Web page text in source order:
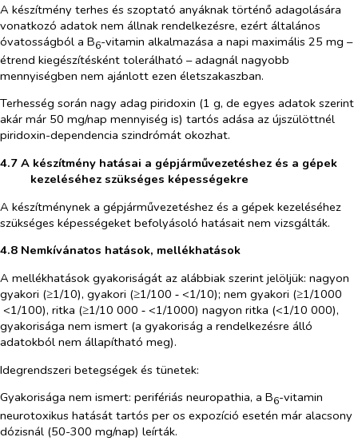
A készítmény terhes és szoptató anyáknak történő adagolására
vonatkozó adatok nem állnak rendelkezésre, ezért általános
óvatosságból a B6-vitamin alkalmazása a napi maximális 25 mg –
étrend kiegészítésként tolerálható – adagnál nagyobb
mennyiségben nem ajánlott ezen életszakaszban.
Terhesség során nagy adag piridoxin (1 g, de egyes adatok szerint
akár már 50 mg/nap mennyiség is) tartós adása az újszülöttnél
piridoxin-dependencia szindrómát okozhat.
4.7 A készítmény hatásai a gépjárművezetéshez és a gépek
kezeléséhez szükséges képességekre
A készítménynek a gépjárművezetéshez és a gépek kezeléséhez
szükséges képességeket befolyásoló hatásait nem vizsgálták.
4.8 Nemkívánatos hatások, mellékhatások
A mellékhatások gyakoriságát az alábbiak szerint jelöljük: nagyon
gyakori (≥1/10), gyakori (≥1/100 ‑ <1/10); nem gyakori (≥1/1000 ​
<1/100), ritka (≥1/10 000 ‑ <1/1000) nagyon ritka (<1/10 000),
gyakorisága nem ismert (a gyakoriság a rendelkezésre álló
adatokból nem állapítható meg).
Idegrendszeri betegségek és tünetek:
Gyakorisága nem ismert: perifériás neuropathia, a B6-vitamin
neurotoxikus hatását tartós per os expozíció esetén már alacsony
dózisnál (50-300 mg/nap) leírták.